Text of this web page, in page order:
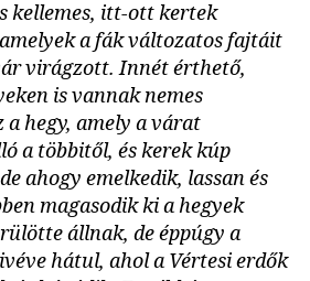
kellemes, itt-ott kertek
a fák változatos fajtáit
virágzott. Innét érthető,
is vannak nemes
hegy, amely a várat
a többitől, és kerek kúp
ahogy emelkedik, lassan és
magasodik ki a hegyek
állnak, de éppúgy a
hátul, ahol a Vértesi erdők